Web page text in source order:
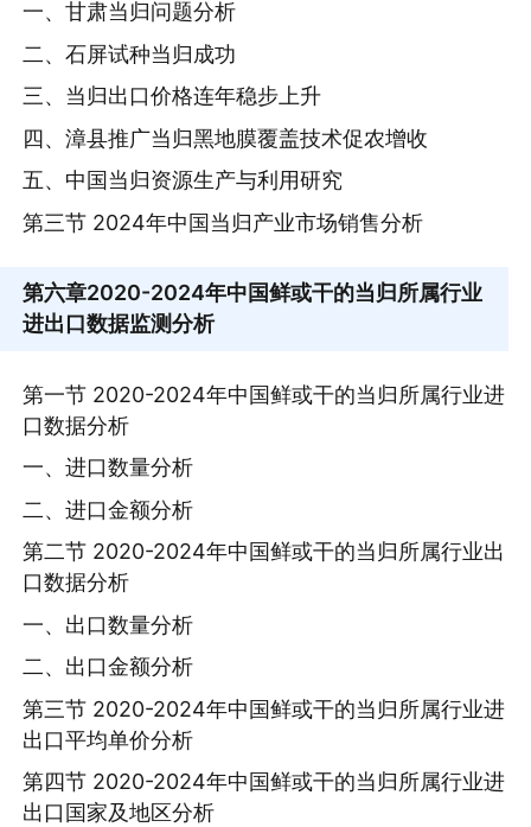
一、甘肃当归问题分析
二、石屏试种当归成功
三、当归出口价格连年稳步上升
四、漳县推广当归黑地膜覆盖技术促农增收
五、中国当归资源生产与利用研究
第三节 2024年中国当归产业市场销售分析
第六章2020-2024年中国鲜或干的当归所属行业
进出口数据监测分析
第一节 2020-2024年中国鲜或干的当归所属行业进
口数据分析
一、进口数量分析
二、进口金额分析
第二节 2020-2024年中国鲜或干的当归所属行业出
口数据分析
一、出口数量分析
二、出口金额分析
第三节 2020-2024年中国鲜或干的当归所属行业进
出口平均单价分析
第四节 2020-2024年中国鲜或干的当归所属行业进
出口国家及地区分析